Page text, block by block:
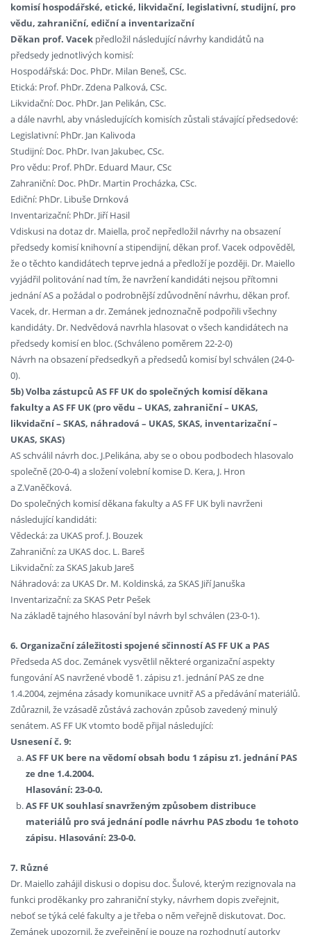
komisí hospodářské, etické, likvidační, legislativní, studijní, pro
vědu, zahraniční, ediční a inventarizační
Děkan prof. Vacek předložil následující návrhy kandidátů na
předsedy jednotlivých komisí:
Hospodářská: Doc. PhDr. Milan Beneš, CSc.
Etická: Prof. PhDr. Zdena Palková, CSc.
Likvidační: Doc. PhDr. Jan Pelikán, CSc.
a dále navrhl, aby vnásledujících komisích zůstali stávající předsedové:
Legislativní: PhDr. Jan Kalivoda
Studijní: Doc. PhDr. Ivan Jakubec, CSc.
Pro vědu: Prof. PhDr. Eduard Maur, CSc
Zahraniční: Doc. PhDr. Martin Procházka, CSc.
Ediční: PhDr. Libuše Drnková
Inventarizační: PhDr. Jiří Hasil
Vdiskusi na dotaz dr. Maiella, proč nepředložil návrhy na obsazení
předsedy komisí knihovní a stipendijní, děkan prof. Vacek odpověděl,
že o těchto kandidátech teprve jedná a předloží je později. Dr. Maiello
vyjádřil politování nad tím, že navržení kandidáti nejsou přítomni
jednání AS a požádal o podrobnější zdůvodnění návrhu, děkan prof.
Vacek, dr. Herman a dr. Zemánek jednoznačně podpořili všechny
kandidáty. Dr. Nedvědová navrhla hlasovat o všech kandidátech na
předsedy komisí en bloc. (Schváleno poměrem 22-2-0)
Návrh na obsazení předsedkyň a předsedů komisí byl schválen (24-0-
0).
5b) Volba zástupců AS FF UK do společných komisí děkana
fakulty a AS FF UK (pro vědu – UKAS, zahraniční – UKAS,
likvidační – SKAS, náhradová – UKAS, SKAS, inventarizační –
UKAS, SKAS)
AS schválil návrh doc. J.Pelikána, aby se o obou podbodech hlasovalo
společně (20-0-4) a složení volební komise D. Kera, J. Hron
a Z.Vaněčková.
Do společných komisí děkana fakulty a AS FF UK byli navrženi
následující kandidáti:
Vědecká: za UKAS prof. J. Bouzek
Zahraniční: za UKAS doc. L. Bareš
Likvidační: za SKAS Jakub Jareš
Náhradová: za UKAS Dr. M. Koldinská, za SKAS Jiří Januška
Inventarizační: za SKAS Petr Pešek
Na základě tajného hlasování byl návrh byl schválen (23-0-1).
6. Organizační záležitosti spojené sčinností AS FF UK a PAS
Předseda AS doc. Zemánek vysvětlil některé organizační aspekty
fungování AS navržené vbodě 1. zápisu z1. jednání PAS ze dne
1.4.2004, zejména zásady komunikace uvnitř AS a předávání materiálů.
Zdůraznil, že vzásadě zůstává zachován způsob zavedený minulý
senátem. AS FF UK vtomto bodě přijal následující:
Usnesení č. 9:
AS FF UK bere na vědomí obsah bodu 1 zápisu z1. jednání PAS
ze dne 1.4.2004.
Hlasování: 23-0-0.
AS FF UK souhlasí snavrženým způsobem distribuce
materiálů pro svá jednání podle návrhu PAS zbodu 1e tohoto
zápisu. Hlasování: 23-0-0.
7. Různé
Dr. Maiello zahájil diskusi o dopisu doc. Šulové, kterým rezignovala na
funkci proděkanky pro zahraniční styky, návrhem dopis zveřejnit,
neboť se týká celé fakulty a je třeba o něm veřejně diskutovat. Doc.
Zemánek upozornil, že zveřejnění je pouze na rozhodnutí autorky